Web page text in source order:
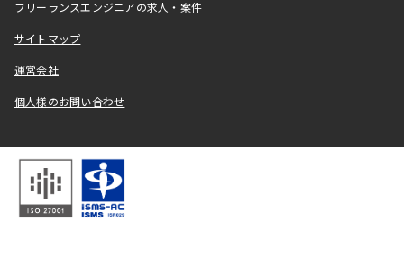
フリーランスエンジニアの求人・案件
サイトマップ
運営会社
個人様のお問い合わせ